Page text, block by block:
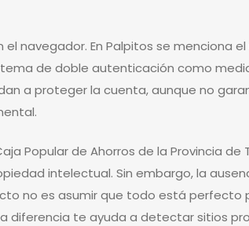
navegador. En Palpitos se menciona
de doble autenticación como
a proteger la cuenta, aunque no
Popular de Ahorros de la Provincia
intelectual. Sin embargo, la
no es asumir que todo está perfecto
diferencia te ayuda a detectar sitios